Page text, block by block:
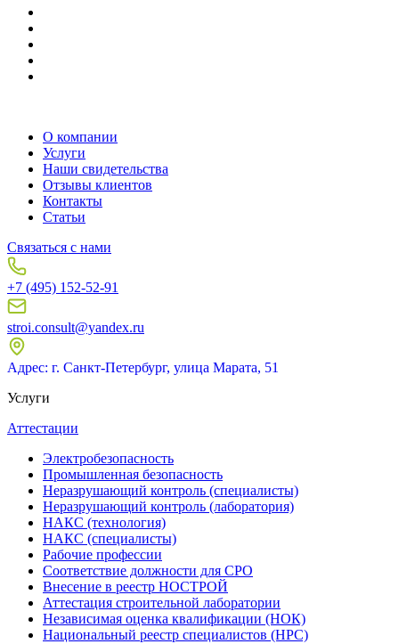
О компании
Услуги
Наши свидетельства
Отзывы клиентов
Контакты
Статьи
Связаться с нами
+7 (495) 152-52-91
stroi.consult@yandex.ru
Адрес: г. Санкт-Петербург, улица Марата, 51
Услуги
Аттестации
Электробезопасность
Промышленная безопасность
Неразрушающий контроль (специалисты)
Неразрушающий контроль (лаборатория)
НАКС (технология)
НАКС (специалисты)
Рабочие профессии
Соответствие должности для СРО
Внесение в реестр НОСТРОЙ
Аттестация строительной лаборатории
Независимая оценка квалификации (НОК)
Национальный реестр специалистов (НРС)